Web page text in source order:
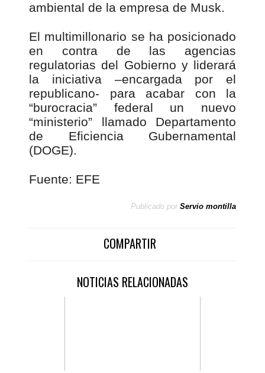
ambiental de la empresa de Musk.
El multimillonario se ha posicionado
en contra de las agencias
regulatorias del Gobierno y liderará
la iniciativa –encargada por el
republicano- para acabar con la
“burocracia” federal un nuevo
“ministerio” llamado Departamento
de Eficiencia Gubernamental
(DOGE).
Fuente: EFE
Publicado por Servio montilla
COMPARTIR
NOTICIAS RELACIONADAS